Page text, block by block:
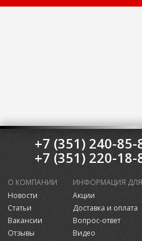
+7 (351) 240-85-
+7 (351) 220-18-
О КОМПАНИИ
Новости
Статьи
Вакансии
Отзывы
ИНФОРМАЦИЯ ДЛЯ
Акции
Доставка и оплата
Вопрос-ответ
Видео